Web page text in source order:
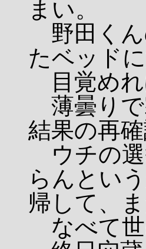
まい。
野田くん
たベッド
目覚めれ
薄曇りで
結果の再確
ウチの選
らんとい
帰して、
なべて世